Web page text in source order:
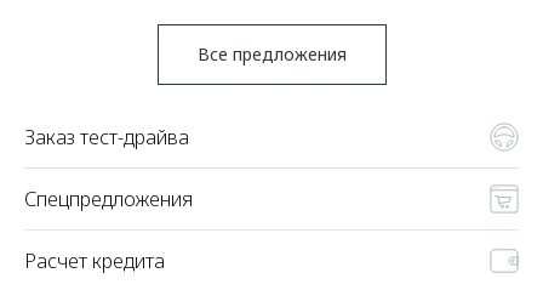
Все предложения
Заказ тест-драйва
Спецпредложения
Расчет кредита